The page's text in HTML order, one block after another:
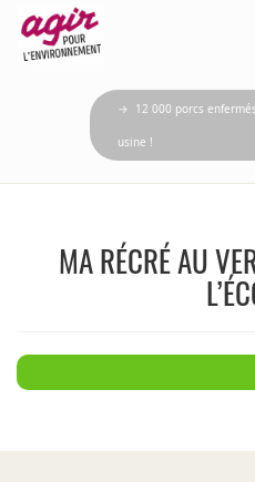
→ 12 000 porcs enfermés
usine !
MA RÉCRÉ AU